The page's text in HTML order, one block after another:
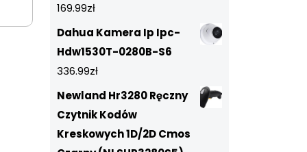
169.99zł
Dahua Kamera Ip Ipc-
Hdw1530T-0280B-S6
336.99zł
Newland Hr3280 Ręczny
Czytnik Kodów
Kreskowych 1D/2D Cmos